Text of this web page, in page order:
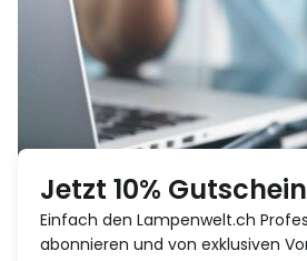
Jetzt 10%
Einfach den Lampenwelt.ch
abonnieren und von exklusiven